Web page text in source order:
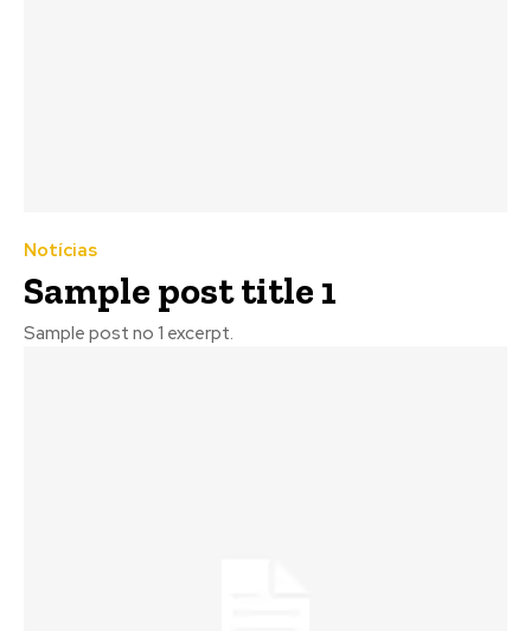
Notícias
Sample post title 1
Sample post no 1 excerpt.